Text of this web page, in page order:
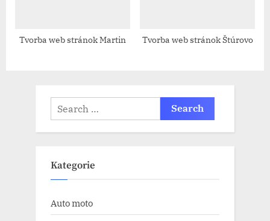
Tvorba web stránok​ Martin Tvorba web stránok​ Štúrovo
Search
for:
Kategorie
Auto moto